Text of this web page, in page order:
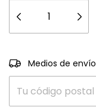
Entregas para el CP:
Medios de envío